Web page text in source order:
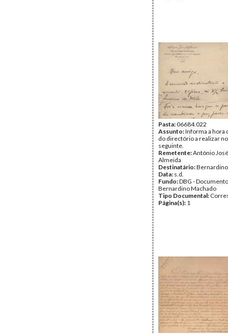
Pasta:06684.022
Assunto:Informa a hora
do directório a realizar
seguinte.
Remetente:António
Almeida
Destinatário:
Data: s.d.
Fundo:DBG -
Bernardino Machado
Tipo Documental:
Página(s): 1